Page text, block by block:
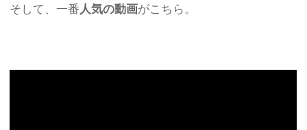
そして、一番人気の動画がこちら。